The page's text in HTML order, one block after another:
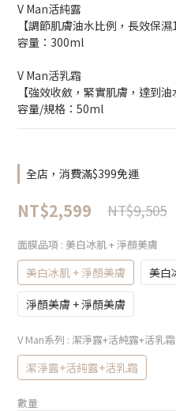
V Man活純露
【調節肌膚油水比例，長效保濕
容量：300ml
V Man活乳霜
【強效收斂，緊實肌膚，達到油
容量/規格：50ml
全店，消費滿$399免運
NT$2,599 NT$9,505
面膜品項 : 美白冰肌 + 淨顏美膚
美白冰肌 + 淨顏美膚
美白
淨顏美膚 + 淨顏美膚
V Man系列 : 潔淨露+活純露+活乳霜
潔淨露+活純露+活乳霜
數量